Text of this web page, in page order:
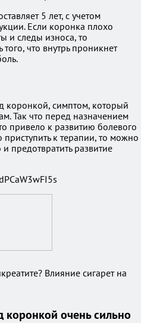
5 лет, с учетом
Если коронка плохо
и следы износа, то
что внутрь проникнет
коронкой, симптом, который
Так что перед назначением
привело к развитию болевого
к терапии, то можно
предотвратить развитие
Влияние сигарет на
коронкой очень сильно